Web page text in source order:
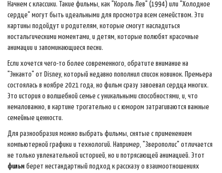
Начнем с классики. Такие фильмы, как "Король Лев" (1994) или "Холодное
сердце" могут быть идеальными для просмотра всем семейством. Эти
картины подойдут и родителям, которые смогут насладиться
ностальгическими моментами, и детям, которые полюбят красочные
анимации и запоминающиеся песни.
Если хочется чего-то более современного, обратите внимание на
"Энканто" от Disney, который недавно пополнил список новинок. Премьера
состоялась в ноябре 2021 года, но фильм сразу завоевал сердца многих.
Это история о волшебной семье с уникальными способностями, и, что
немаловажно, в картине трогательно и с юмором затрагиваются важные
семейные ценности.
Для разнообразия можно выбрать фильмы, снятые с применением
компьютерной графики и технологий. Например, "Зверополис" отличается
не только увлекательной историей, но и потрясающей анимацией. Этот
фильм берет нестандартный подход к рассказу о взаимоотношениях